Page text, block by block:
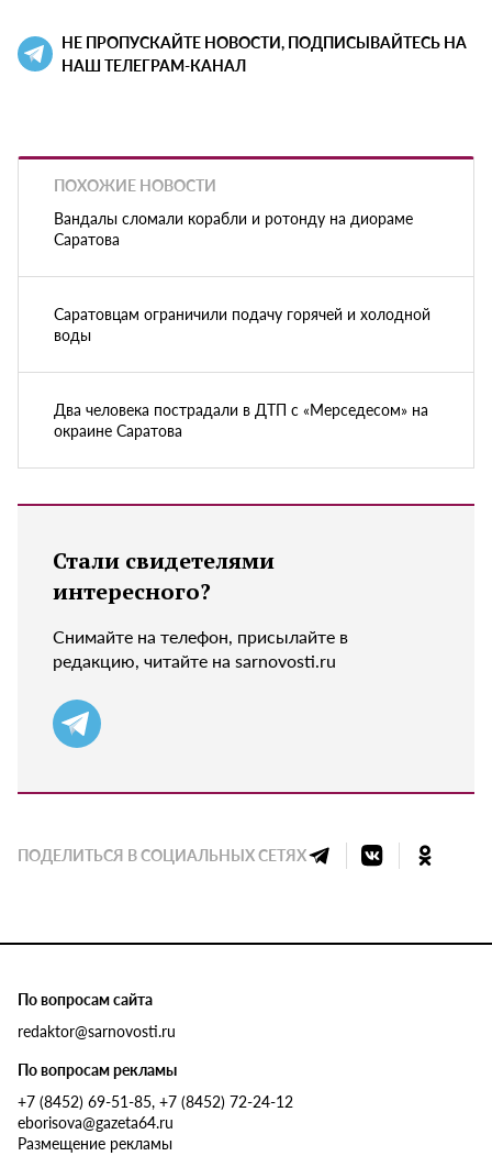
НЕ ПРОПУСКАЙТЕ НОВОСТИ, ПОДПИСЫВАЙТЕСЬ НА
НАШ ТЕЛЕГРАМ-КАНАЛ
ПОХОЖИЕ НОВОСТИ
Вандалы сломали корабли и ротонду на диораме
Саратова
Саратовцам ограничили подачу горячей и холодной
воды
Два человека пострадали в ДТП с «Мерседесом» на
окраине Саратова
Стали свидетелями
интересного?
Снимайте на телефон, присылайте в
редакцию, читайте на sarnovosti.ru
ПОДЕЛИТЬСЯ В СОЦИАЛЬНЫХ СЕТЯХ
По вопросам сайта
redaktor@sarnovosti.ru
По вопросам рекламы
+7 (8452) 69-51-85, +7 (8452) 72-24-12
eborisova@gazeta64.ru
Размещение рекламы